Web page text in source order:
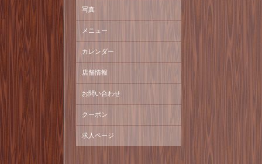
写真
メニュー
カレンダー
店舗情報
お問い合わせ
クーポン
求人ページ